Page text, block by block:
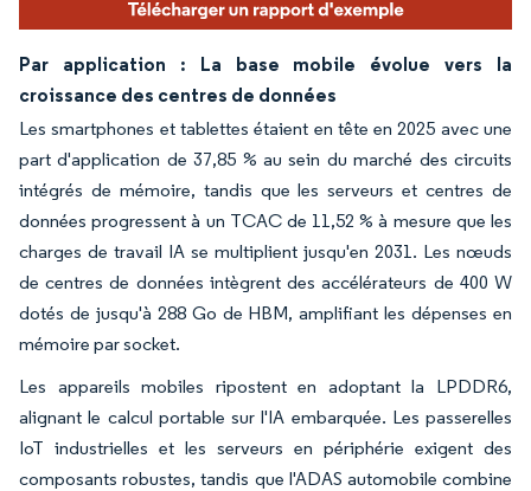
Par application : La base mobile évolue vers la
croissance des centres de données
Les smartphones et tablettes étaient en tête en 2025 avec une
part d'application de 37,85 % au sein du marché des circuits
intégrés de mémoire, tandis que les serveurs et centres de
données progressent à un TCAC de 11,52 % à mesure que les
charges de travail IA se multiplient jusqu'en 2031. Les nœuds
de centres de données intègrent des accélérateurs de 400 W
dotés de jusqu'à 288 Go de HBM, amplifiant les dépenses en
mémoire par socket.
Les appareils mobiles ripostent en adoptant la LPDDR6,
alignant le calcul portable sur l'IA embarquée. Les passerelles
IoT industrielles et les serveurs en périphérie exigent des
composants robustes, tandis que l'ADAS automobile combine